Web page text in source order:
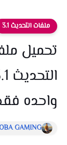
ملفات التحديث 3.1
تحميل
واحده
GAMING